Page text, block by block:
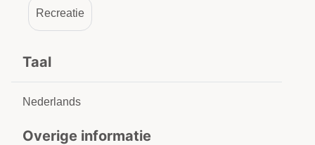
Recreatie
Taal
Nederlands
Overige informatie